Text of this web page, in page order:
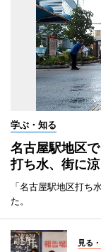
学ぶ・知る
名古屋駅地区
打ち水、街に
「名古屋駅地区打ち
た。
見る